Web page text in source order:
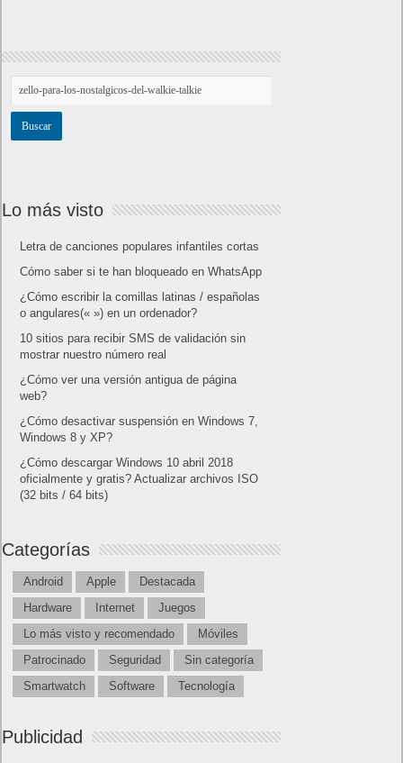
Lo más visto
Letra de canciones populares infantiles cortas
Cómo saber si te han bloqueado en WhatsApp
¿Cómo escribir la comillas latinas / españolas
o angulares(« ») en un ordenador?
10 sitios para recibir SMS de validación sin
mostrar nuestro número real
¿Cómo ver una versión antigua de página
web?
¿Cómo desactivar suspensión en Windows 7,
Windows 8 y XP?
¿Cómo descargar Windows 10 abril 2018
oficialmente y gratis? Actualizar archivos ISO
(32 bits / 64 bits)
Categorías
Android Apple
Destacada
Hardware
Internet
Juegos
Lo más visto y recomendado
Móviles
Patrocinado
Seguridad
Sin categoría
Smartwatch
Software Tecnología
Publicidad